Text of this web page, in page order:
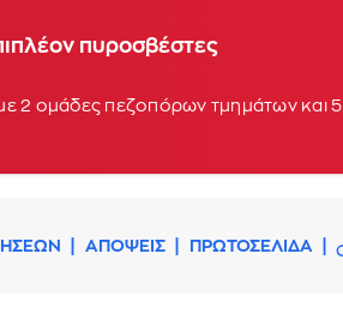
πυροσβέστες
2 ομάδες πεζοπόρων τμημάτων και 5
ΑΠΟΨΕΙΣ ΠΡΩΤΟΣΕΛΙΔΑ